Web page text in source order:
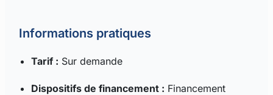
Informations pratiques
Tarif : Sur demande
Dispositifs de financement : Financement